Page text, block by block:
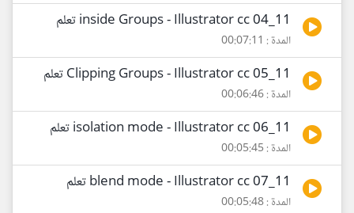
11_04 inside Groups - Illustrator cc تعلم
المدة : 00:07:11
11_05 Clipping Groups - Illustrator cc تعلم
المدة : 00:06:46
11_06 isolation mode - Illustrator cc تعلم
المدة : 00:05:45
11_07 blend mode - Illustrator cc تعلم
المدة : 00:05:48